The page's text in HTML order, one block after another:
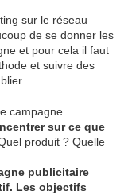
sur le réseau
de se donner les
et pour cela il faut
et suivre des
campagne
sur ce que
produit ? Quelle
publicitaire
Les objectifs